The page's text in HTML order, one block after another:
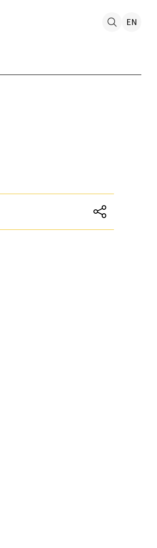
EN